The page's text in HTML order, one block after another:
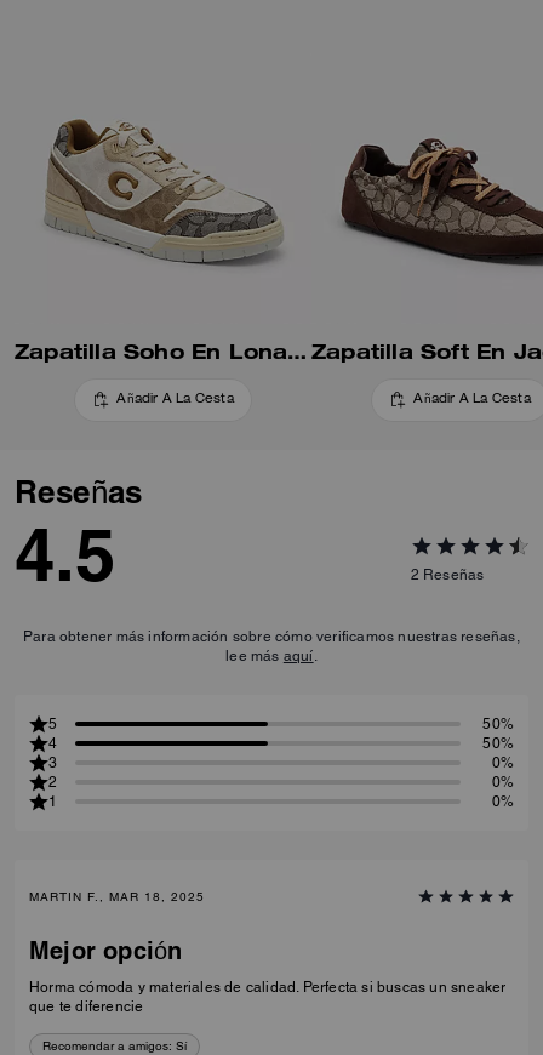
con una suela exterior de goma
con ranuras con el detalle de un
mapa de Manhattan.
Zapatilla Soho En Lona Signature Mixta
Añadir A La Cesta Añadir A La Cesta
Reseñas
4.5 2 Reseñas
Para obtener más información sobre cómo verificamos nuestras reseñas,
lee más aquí
5
50%
4
50%
3
0%
2
0%
1
0%
MARTIN F., MAR 18, 2025
Mejor opción
Horma cómoda y materiales de calidad. Perfecta si buscas un sneaker
que te diferencie
Recomendar a amigos: Sí